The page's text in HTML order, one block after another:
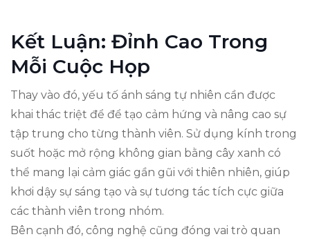
Kết Luận: Đỉnh Cao Trong
Mỗi Cuộc Họp
Thay vào đó, yếu tố ánh sáng tự nhiên cần được
khai thác triệt để để tạo cảm hứng và nâng cao sự
tập trung cho từng thành viên. Sử dụng kính trong
suốt hoặc mở rộng không gian bằng cây xanh có
thể mang lại cảm giác gần gũi với thiên nhiên, giúp
khơi dậy sự sáng tạo và sự tương tác tích cực giữa
các thành viên trong nhóm.
Bên cạnh đó, công nghệ cũng đóng vai trò quan